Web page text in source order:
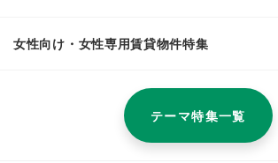
女性向け・女性専用賃貸物件特集
テーマ特集一覧